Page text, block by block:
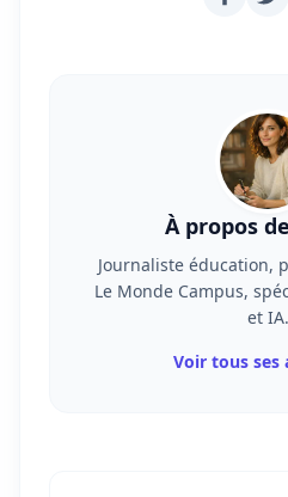
À propos
Journaliste éducation,
Le Monde Campus,
et IA.
Voir tous ses